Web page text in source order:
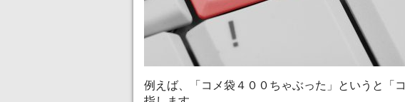
例えば、「コメ袋４００ちゃぶった」というと「